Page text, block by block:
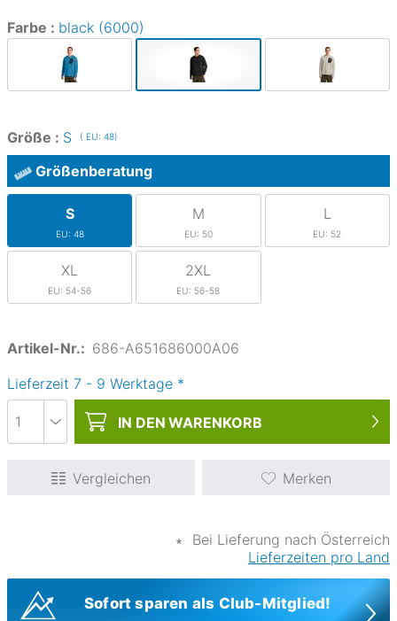
Farbe : black (6000)
Größe : S ( EU: 48)
Größenberatung
S
EU: 48
M
EU: 50
L
EU: 52
XL
EU: 54-56
2XL
EU: 56-58
Artikel-Nr.: 686-A651686000A06
Lieferzeit 7 - 9 Werktage *
IN DEN WARENKORB
Vergleichen Merken
∗
Bei Lieferung nach Österreich
Lieferzeiten pro Land
Sofort sparen als Club-Mitglied!